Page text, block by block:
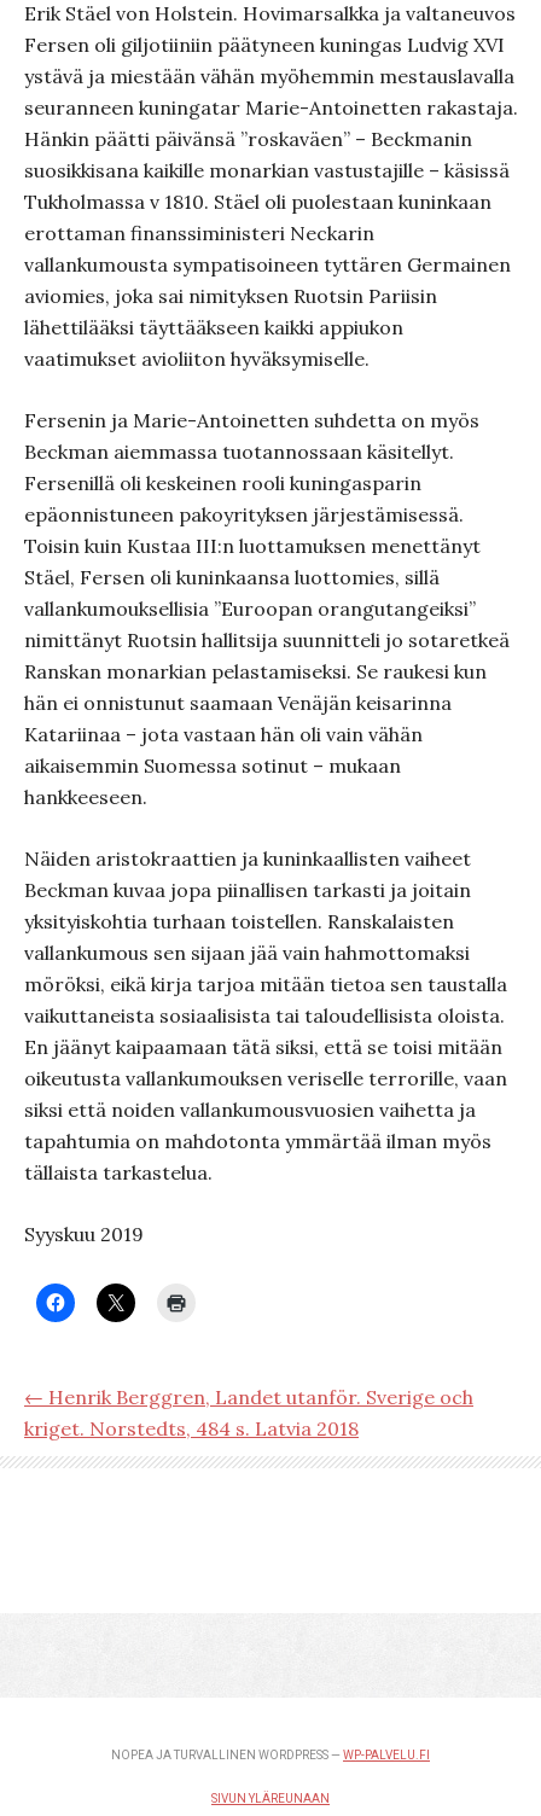
Erik Stäel von Holstein. Hovimarsalkka ja valtaneuvos
Fersen oli giljotiiniin päätyneen kuningas Ludvig XVI
ystävä ja miestään vähän myöhemmin mestauslavalla
seuranneen kuningatar Marie-Antoinetten rakastaja.
Hänkin päätti päivänsä ”roskaväen” – Beckmanin
suosikkisana kaikille monarkian vastustajille – käsissä
Tukholmassa v 1810. Stäel oli puolestaan kuninkaan
erottaman finanssiministeri Neckarin
vallankumousta sympatisoineen tyttären Germainen
aviomies, joka sai nimityksen Ruotsin Pariisin
lähettilääksi täyttääkseen kaikki appiukon
vaatimukset avioliiton hyväksymiselle.
Fersenin ja Marie-Antoinetten suhdetta on myös
Beckman aiemmassa tuotannossaan käsitellyt.
Fersenillä oli keskeinen rooli kuningasparin
epäonnistuneen pakoyrityksen järjestämisessä.
Toisin kuin Kustaa III:n luottamuksen menettänyt
Stäel, Fersen oli kuninkaansa luottomies, sillä
vallankumouksellisia ”Euroopan orangutangeiksi”
nimittänyt Ruotsin hallitsija suunnitteli jo sotaretkeä
Ranskan monarkian pelastamiseksi. Se raukesi kun
hän ei onnistunut saamaan Venäjän keisarinna
Katariinaa – jota vastaan hän oli vain vähän
aikaisemmin Suomessa sotinut – mukaan
hankkeeseen.
Näiden aristokraattien ja kuninkaallisten vaiheet
Beckman kuvaa jopa piinallisen tarkasti ja joitain
yksityiskohtia turhaan toistellen. Ranskalaisten
vallankumous sen sijaan jää vain hahmottomaksi
möröksi, eikä kirja tarjoa mitään tietoa sen taustalla
vaikuttaneista sosiaalisista tai taloudellisista oloista.
En jäänyt kaipaamaan tätä siksi, että se toisi mitään
oikeutusta vallankumouksen veriselle terrorille, vaan
siksi että noiden vallankumousvuosien vaihetta ja
tapahtumia on mahdotonta ymmärtää ilman myös
tällaista tarkastelua.
Syyskuu 2019
← Henrik Berggren, Landet utanför. Sverige och
kriget. Norstedts, 484 s. Latvia 2018
NOPEA JA TURVALLINEN WORDPRESS — WP-PALVELU.FI
SIVUN YLÄREUNAAN